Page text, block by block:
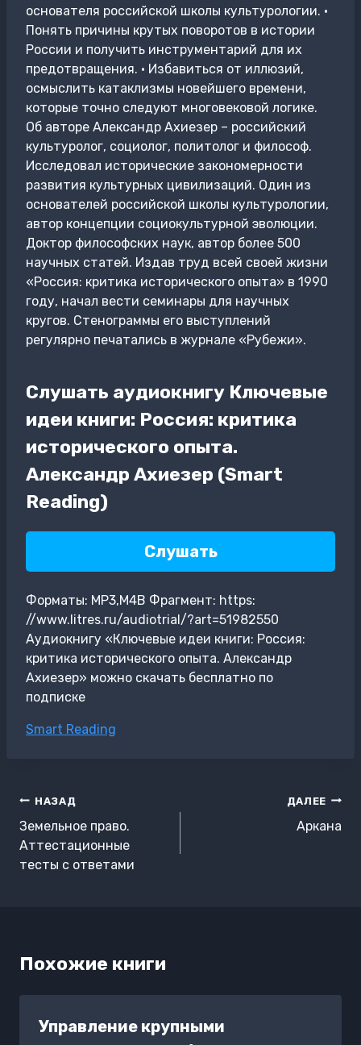
основателя российской школы культурологии. •
Понять причины крутых поворотов в истории
России и получить инструментарий для их
предотвращения. • Избавиться от иллюзий,
осмыслить катаклизмы новейшего времени,
которые точно следуют многовековой логике.
Об авторе Александр Ахиезер – российский
культуролог, социолог, политолог и философ.
Исследовал исторические закономерности
развития культурных цивилизаций. Один из
основателей российской школы культурологии,
автор концепции социокультурной эволюции.
Доктор философских наук, автор более 500
научных статей. Издав труд всей своей жизни
«Россия: критика исторического опыта» в 1990
году, начал вести семинары для научных
кругов. Стенограммы его выступлений
регулярно печатались в журнале «Рубежи».
Слушать аудиокнигу Ключевые
идеи книги: Россия: критика
исторического опыта.
Александр Ахиезер (Smart
Reading)
Слушать
Форматы: MP3,M4B Фрагмент: https:
//www.litres.ru/audiotrial/?art=51982550
Аудиокнигу «Ключевые идеи книги: Россия:
критика исторического опыта. Александр
Ахиезер» можно скачать бесплатно по
подписке
Метки
Smart Reading
Навигация
по
записям
НАЗАД
Земельное право.
Аттестационные
тесты с ответами
ДАЛЕЕ
Аркана
Похожие книги
Управление крупными